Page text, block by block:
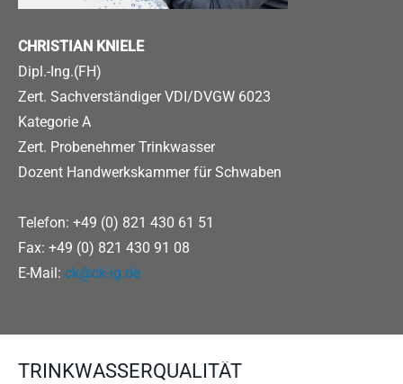
CHRISTIAN KNIELE
Dipl.-Ing.(FH)
Zert. Sachverständiger VDI/DVGW 6023
Kategorie A
Zert. Probenehmer Trinkwasser
Dozent Handwerkskammer für Schwaben
Telefon: +49 (0) 821 430 61 51
Fax: +49 (0) 821 430 91 08
E-Mail: ck@ck-ig.de
TRINKWASSERQUALITÄT